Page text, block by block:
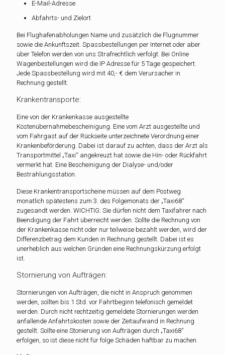
E-Mail-Adresse
Abfahrts- und Zielort
Bei Flughafenabholungen Name und zusätzlich die Flugnummer
sowie die Ankunftszeit. Spassbestellungen per Internet oder aber
über Telefon werden von uns Strafrechtlich verfolgt. Bei Online
Wagenbestellungen wird die IP Adresse für 5 Tage gespeichert.
Jede Spassbestellung wird mit 40,- € dem Verursacher in
Rechnung gestellt.
Krankentransporte:
Eine von der Krankenkasse ausgestellte
Kostenübernahmebescheinigung. Eine vom Arzt ausgestellte und
vom Fahrgast auf der Rückseite unterzeichnete Verordnung einer
Krankenbeförderung. Dabei ist darauf zu achten, dass der Arzt als
Transportmittel „Taxi“ angekreuzt hat sowie die Hin- oder Rückfahrt
vermerkt hat. Eine Bescheinigung der Dialyse- und/oder
Bestrahlungsstation.
Diese Krankentransportscheine müssen auf dem Postweg
monatlich spätestens zum 3. des Folgemonats der „Taxi68“
zugesandt werden. WICHTIG: Sie dürfen nicht dem Taxifahrer nach
Beendigung der Fahrt überreicht werden. Sollte die Rechnung von
der Krankenkasse nicht oder nur teilweise bezahlt werden, wird der
Differenzbetrag dem Kunden in Rechnung gestellt. Dabei ist es
unerheblich aus welchen Gründen eine Rechnungskürzung erfolgt
ist.
Stornierung von Aufträgen:
Stornierungen von Aufträgen, die nicht in Anspruch genommen
werden, sollten bis 1 Std. vor Fahrtbeginn telefonisch gemeldet
werden. Durch nicht rechtzeitig gemeldete Stornierungen werden
anfallende Anfahrtskosten sowie der Zeitaufwand in Rechnung
gestellt. Sollte eine Stonierung von Aufträgen durch „Taxi68“
erfolgen, so ist diese nicht für folge Schäden haftbar zu machen.